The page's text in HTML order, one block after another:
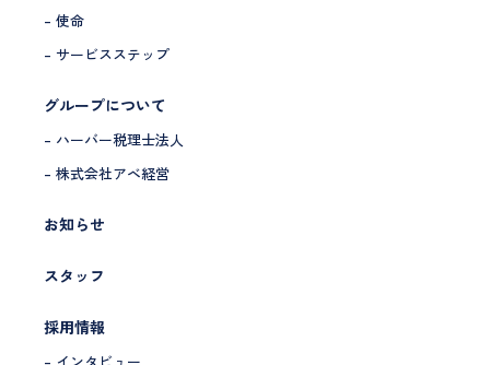
– 使命
– サービスステップ
グループについて
– ハーバー税理士法人
– 株式会社アベ経営
お知らせ
スタッフ
採用情報